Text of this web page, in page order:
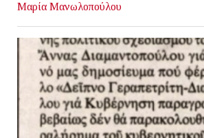
Μαρία Μανωλοπούλου